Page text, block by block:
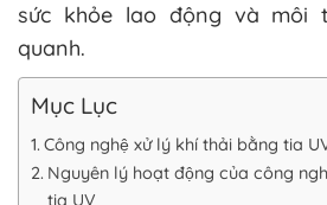
sức khỏe lao động và môi
quanh.
Mục Lục
Công nghệ xử lý khí thải bằng tia
Nguyên lý hoạt động của công
tia UV